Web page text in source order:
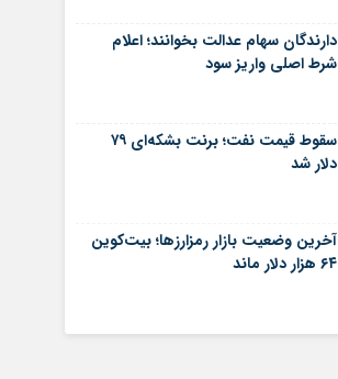
دارندگان سهام عدالت بخوانند؛ اعلام
شرط اصلی واریز سود
سقوط قیمت نفت؛ برنت بشکه‌ای ۷۹
دلار شد
آخرین وضعیت بازار رمزارزها؛ بیت‌کوین
۶۴ هزار دلار ماند